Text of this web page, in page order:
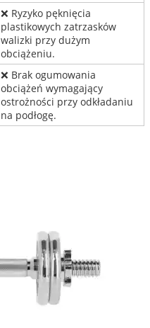
❌ Ryzyko pęknięcia
plastikowych zatrzasków
walizki przy dużym
obciążeniu.
❌ Brak ogumowania
obciążeń wymagający
ostrożności przy odkładaniu
na podłogę.